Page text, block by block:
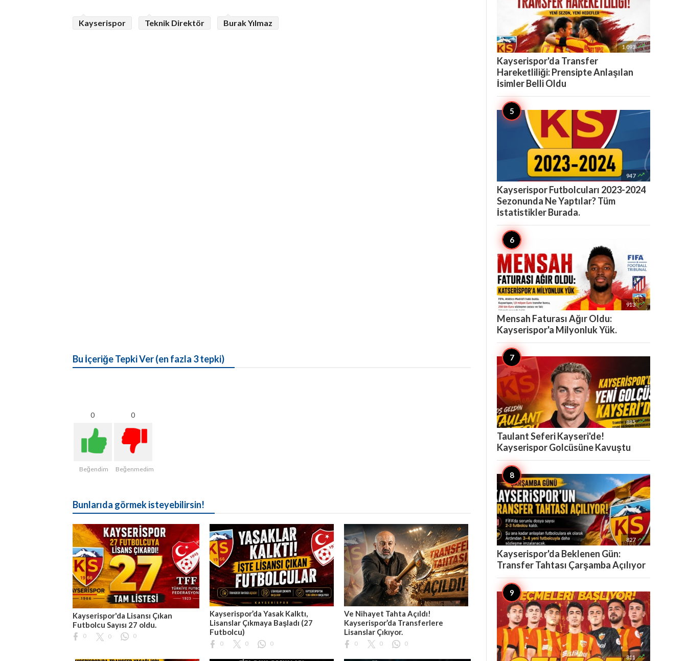
Kayserispor Teknik Direktör Burak Yılmaz
Bu İçeriğe Tepki Ver (en fazla 3 tepki)
0
Beğendim
0
Beğenmedim
Bunlarıda görmek isteyebilirsin!
Kayserispor'da Lisansı Çıkan
Futbolcu Sayısı 27 oldu.
0 0 0
Kayserispor’da Yasak Kalktı,
Lisanslar Çıkmaya Başladı (27
Futbolcu)
0 0 0
Ve Nihayet Tahta Açıldı!
Kayserispor’da Transferlere
Lisanslar Çıkıyor.
0 0 0
1,093 
Kayserispor'da Transfer
Hareketliliği: Prensipte Anlaşılan
İsimler Belli Oldu
947 
Kayserispor Futbolcuları 2023-2024
Sezonunda Ne Yaptılar? Tüm
İstatistikler Burada.
913 
Mensah Faturası Ağır Oldu:
Kayserispor'a Milyonluk Yük.
885 
Taulant Seferi Kayseri'de!
Kayserispor Golcüsüne Kavuştu
827 
Kayserispor'da Beklenen Gün:
Transfer Tahtası Çarşamba Açılıyor
811 